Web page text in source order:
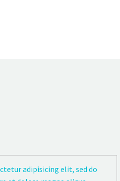
adipisicing elit, sed do